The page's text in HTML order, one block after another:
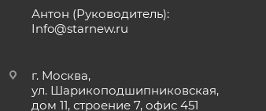
Антон (Руководитель):
Info@starnew.ru
г. Москва,
ул. Шарикоподшипниковская,
дом 11, строение 7, офис 451